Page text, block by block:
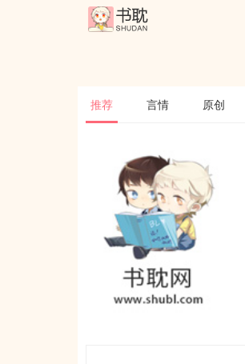
推荐 言情 原创